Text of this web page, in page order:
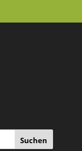
Suchen